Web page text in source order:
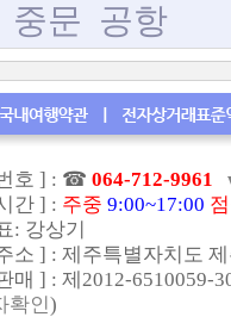
중문 공항
호 ] : ☎ 064-712-9961
간 ] : 주중 9:00~17:00
: 강상기
소 ] : 제주특별자치도
매 ] : 제2012-
확인)